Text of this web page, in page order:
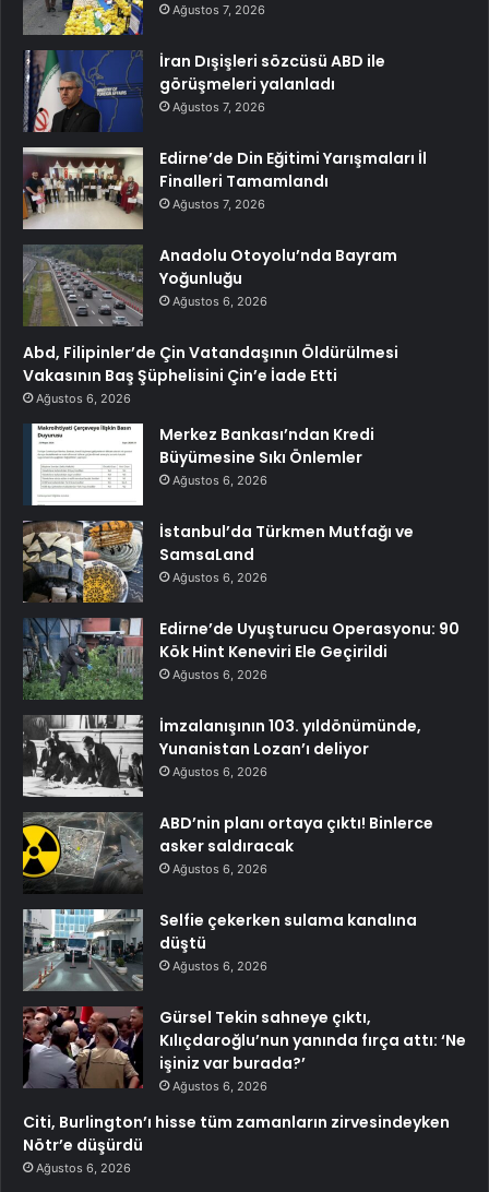
Ağustos 7, 2026
İran Dışişleri sözcüsü ABD ile
görüşmeleri yalanladı
Ağustos 7, 2026
Edirne’de Din Eğitimi Yarışmaları İl
Finalleri Tamamlandı
Ağustos 7, 2026
Anadolu Otoyolu’nda Bayram
Yoğunluğu
Ağustos 6, 2026
Abd, Filipinler’de Çin Vatandaşının Öldürülmesi
Vakasının Baş Şüphelisini Çin’e İade Etti
Ağustos 6, 2026
Merkez Bankası’ndan Kredi
Büyümesine Sıkı Önlemler
Ağustos 6, 2026
İstanbul’da Türkmen Mutfağı ve
SamsaLand
Ağustos 6, 2026
Edirne’de Uyuşturucu Operasyonu: 90
Kök Hint Keneviri Ele Geçirildi
Ağustos 6, 2026
İmzalanışının 103. yıldönümünde,
Yunanistan Lozan’ı deliyor
Ağustos 6, 2026
ABD’nin planı ortaya çıktı! Binlerce
asker saldıracak
Ağustos 6, 2026
Selfie çekerken sulama kanalına
düştü
Ağustos 6, 2026
Gürsel Tekin sahneye çıktı,
Kılıçdaroğlu’nun yanında fırça attı: ‘Ne
işiniz var burada?’
Ağustos 6, 2026
Citi, Burlington’ı hisse tüm zamanların zirvesindeyken
Nötr’e düşürdü
Ağustos 6, 2026